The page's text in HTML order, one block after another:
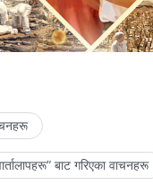
बाट गरिएका वाचनहरू